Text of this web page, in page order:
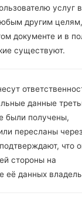
ее
LGE510F
Октябрь,
11.9
дюйма)
113.4 x
услуг в
другим целям,
документе и в
существуют.
данные
были получены,
пересланы
что
стороны на
её данных